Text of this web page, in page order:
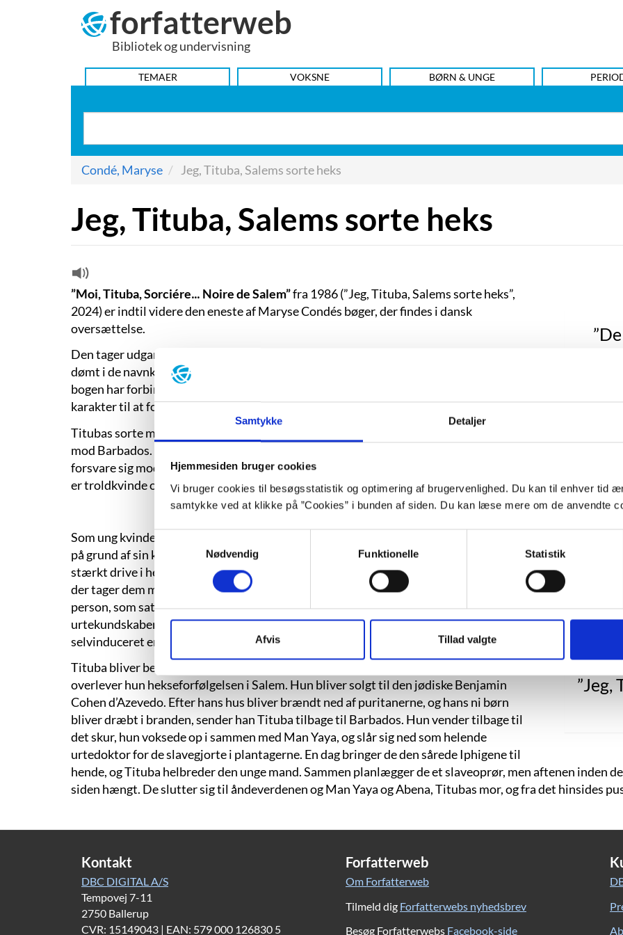
Samtykke Detaljer
Hjemmesiden bruger cookies
Vi bruger cookies til besøgsstatistik og optimering af brugervenlighed. Du kan til enhver tid
samtykke ved at klikke på ”Cookies” i bunden af siden. Du kan læse mere om de anvendte
Samtykkevalg
Nødvendig
Funktionelle Statistik
Afvis Tillad valgte
forfatterweb
Bibliotek og undervisning
HOVEDMENU
TEMAER VOKSNE BØRN & UNGE
Condé, Maryse Jeg, Tituba, Salems sorte heks
Jeg, Tituba, Salems sorte heks
Der
at
med
kan
”Jeg,
”Moi, Tituba, Sorciére… Noire de Salem”fra 1986 (”Jeg, Tituba, Salems sorte heks”,
2024) er indtil videre den eneste af Maryse Condés bøger, der findes i dansk
oversættelse.
Den tager udgangspunkt i den historisk faktuelle person Tituba, som blev afhørt og
dømt i de navnkundige hekseprocesser i Salem i USA i 1692. Mens korte passager af
bogen har forbindelser til denne faktiske begivenhed, bruges Tituba dog som en fiktiv
karakter til at fortælle en anden og større historie.
Titubas sorte mor, Abena, blev voldtaget af en hvid, engelsk sømand på et skib på vej
mod Barbados. Efter moren bliver hængt som straf for at have tyet til vold for at
forsvare sig mod endnu et seksuelt overgreb bliver Tituba opdraget af Man Yaya. Hun
er troldkvinde og urtedoktor, som lærer Tituba sine kundskaber.
Som ung kvinde forelsker Tituba sig i John Indian, en sort slavegjort mand, og bliver
på grund af sin kærlighed til ham slavebundet igen. Kærlighed og seksualitet er et
stærkt drive i hende. Sammen bliver de solgt til Samuel Parris, en puritansk præst,
der tager dem med til først Boston og siden Salem. Parris er også en historisk faktuel
person, som satte hekseprocesserne i gang. Da Tituba bliver gravid, søger hun hjælp i
urtekundskaben og åndeverdenen og får kontakt til sine afdøde moderfigurer, og får
selvinduceret en abort på den måde.
Tituba bliver beskyldt for hekseri og smidt i fængsel. Fordi hun kender sig skyldig,
overlever hun hekseforfølgelsen i Salem. Hun bliver solgt til den jødiske Benjamin
Cohen d’Azevedo. Efter hans hus bliver brændt ned af puritanerne, og hans ni børn
bliver dræbt i branden, sender han Tituba tilbage til Barbados. Hun vender tilbage til
det skur, hun voksede op i sammen med Man Yaya, og slår sig ned som helende
urtedoktor for de slavegjorte i plantagerne. En dag bringer de den sårede Iphigene til
hende, og Tituba helbreder den unge mand. Sammen planlægger de et slaveoprør, men aftenen inden
siden hængt. De slutter sig til åndeverdenen og Man Yaya og Abena, Titubas mor, og fra det hinsides
Kontakt
DBC DIGITAL A/S
Tempovej 7-11
2750 Ballerup
CVR: 15149043 | EAN: 579 000 126830 5
Forfatterweb
Om Forfatterweb
Tilmeld dig Forfatterwebs nyhedsbrev
Besøg Forfatterwebs Facebook-side